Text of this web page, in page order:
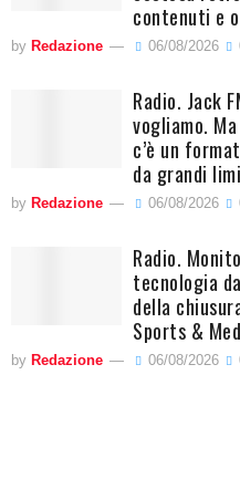
contenuti e
by Redazione 06/08/2026
Radio. Jack
vogliamo.
c’è un
da grandi
by Redazione 06/08/2026
Radio.
tecnologia
della
Sports &
by Redazione 06/08/2026